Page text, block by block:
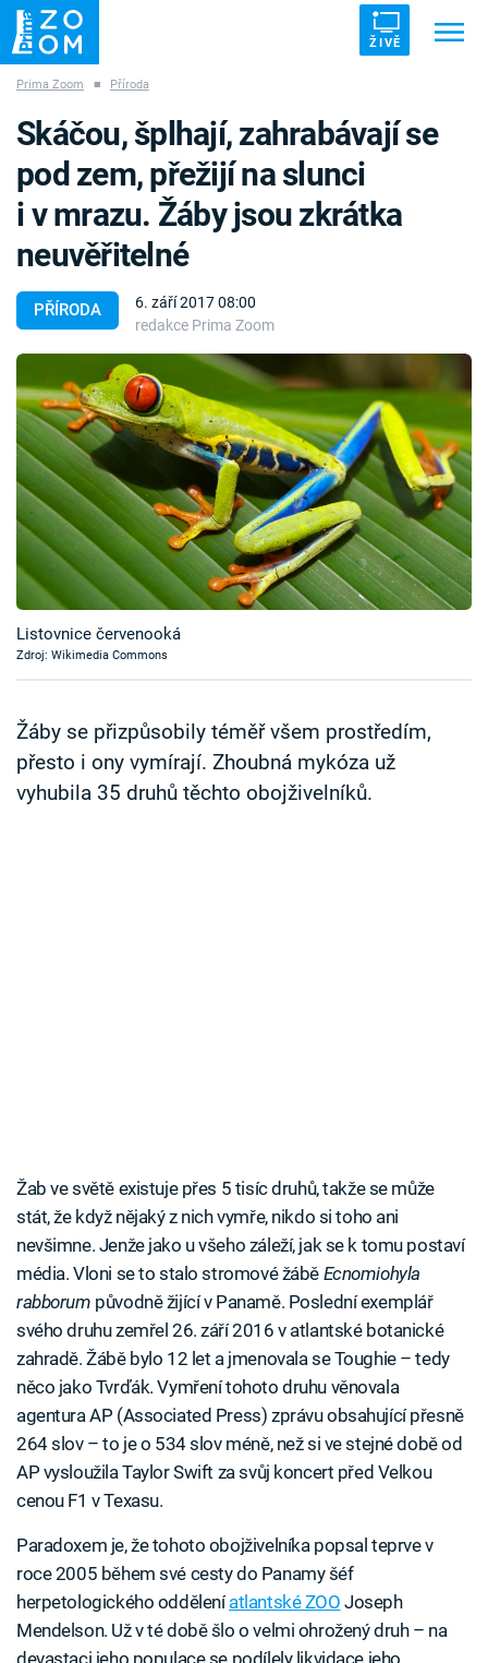
ŽIVĚ
ZÁHADY VETŘELCI DÁVNOVĚKU
Témata
Témata
Pořady
TV Program
Časopis
Sledujte prima+
Přihlášení
Prima Zoom ■ Příroda
PŘÍRODA
6. září 2017 08:00
redakce Prima Zoom
Skáčou, šplhají, zahrabávají se
pod zem, přežijí na slunci
i v mrazu. Žáby jsou zkrátka
neuvěřitelné
Listovnice červenooká
Zdroj: Wikimedia Commons
Žáby se přizpůsobily téměř všem prostředím,
přesto i ony vymírají. Zhoubná mykóza už
vyhubila 35 druhů těchto obojživelníků.
Žab ve světě existuje přes 5 tisíc druhů, takže se může
stát, že když nějaký z nich vymře, nikdo si toho ani
nevšimne. Jenže jako u všeho záleží, jak se k tomu postaví
média. Vloni se to stalo stromové žábě Ecnomiohyla
rabborum původně žijící v Panamě. Poslední exemplář
svého druhu zemřel 26. září 2016 v atlantské botanické
zahradě. Žábě bylo 12 let a jmenovala se Toughie – tedy
něco jako Tvrďák. Vymření tohoto druhu věnovala
agentura AP (Associated Press) zprávu obsahující přesně
264 slov – to je o 534 slov méně, než si ve stejné době od
AP vysloužila Taylor Swift za svůj koncert před Velkou
cenou F1 v Texasu.
Paradoxem je, že tohoto obojživelníka popsal teprve v
roce 2005 během své cesty do Panamy šéf
herpetologického odděleníatlantské ZOO Joseph
Mendelson. Už v té době šlo o velmi ohrožený druh – na